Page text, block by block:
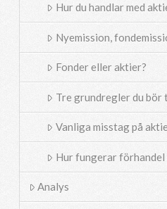
Hur du handlar med
Nyemission,
Fonder eller aktier?
Tre grundregler du bör
Vanliga misstag på
Hur fungerar förhandel
Analys